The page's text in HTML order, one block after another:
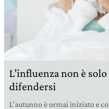
L’influenza non è
difendersi
L’autunno è ormai iniziato e